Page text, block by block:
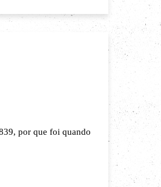
por que foi quando